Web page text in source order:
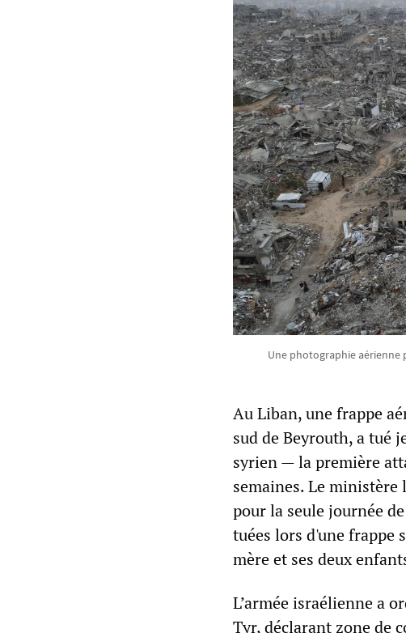
Une photographie aérienne
Au Liban, une frappe
sud de Beyrouth, a tué
syrien — la première
semaines. Le ministère
pour la seule journée
tuées lors d'une frappe
mère et ses deux
L’armée israélienne a
Tyr, déclarant zone de